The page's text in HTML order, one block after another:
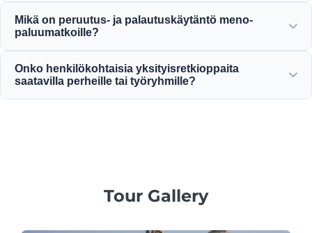
varaukset voit tehdä suoraan verkkosivustomme kautta tai
ottamalla yhteyttä 24/7 asiakastukitiimiimme.
Mikä on peruutus- ja palautuskäytäntö meno-
paluumatkoille?
tavallisille päiväretkille, jotka sallivat yleensä ilmaisen
peruutuksen 24 tuntia ennen lähtöä.
Onko henkilökohtaisia yksityisretkioppaita
saatavilla perheille tai työryhmille?
Tour Gallery